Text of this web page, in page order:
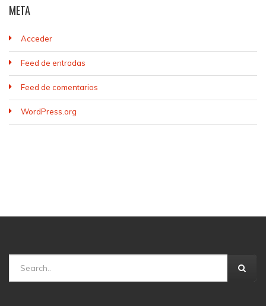
META
Acceder
Feed de entradas
Feed de comentarios
WordPress.org